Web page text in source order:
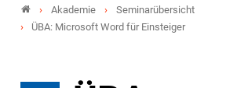
Akademie
Seminarübersicht
ÜBA: Microsoft Word für Einsteiger